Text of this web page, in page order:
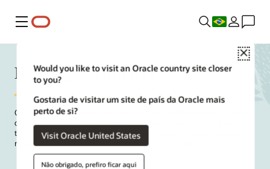
Menu
Close
Would you like to visit an Oracle country site closer
to you?
Gostaria de visitar um site de país da Oracle mais
perto de si?
Visit Oracle United States
Não obrigado, prefiro ficar aqui
Estratégias para CFOs
Os CFOsde hoje devem impulsionar a lucratividade sem limitar o
crescimento. Para isso, eles podem se beneficiar de IA, análises e
tomada de decisões com base em insights para ajudar a otimizar
recursos, reduzir riscos e permitir resiliência a longo prazo.